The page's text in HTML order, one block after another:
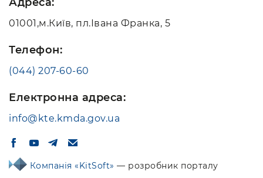
01001,м.Київ, пл.Івана Франка, 5
Телефон:
(044) 207-60-60
Електронна адреса:
info@kte.kmda.gov.ua
Компанія «KitSoft» — розробник порталу